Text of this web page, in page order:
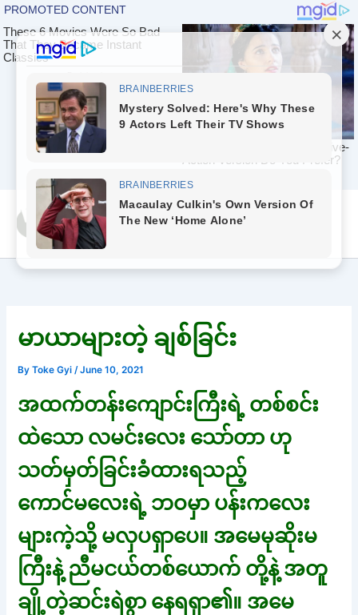
content
Yeah Celeb [အပြာ
မာယာများတဲ့ ချစ်ခြင်း
ByToke Gyi /June 10, 2021
အထက်တန်းကျောင်းကြီးရဲ့ တစ်စင်း
ထဲသော လမင်းလေး သော်တာ ဟု
သတ်မှတ်ခြင်းခံထားရသည့်
ကောင်မလေးရဲ့ ဘဝမှာ ပန်းကလေး
များကဲ့သို့ မလှပရှာပေ။ အမေမုဆိုးမ
ကြီးနဲ့ ညီမငယ်တစ်ယောက် တို့နဲ့ အတူ
ချို့တဲ့ဆင်းရဲစွာ နေရရှာ၏။ အမေ